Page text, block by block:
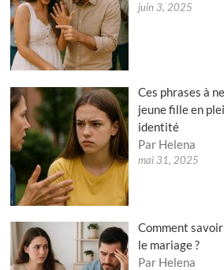
juin 3, 2025
Ces phrases à
jeune fille en
identité
Par Helena
mai 31, 2025
Comment
le mariage ?
Par Helena